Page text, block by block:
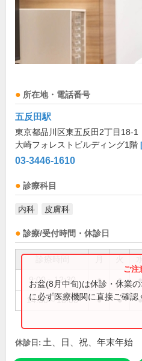
所在地・電話番号
五反田駅
東京都品川区東五反田2丁目18-1
大崎フォレストビルディング1階
03-3446-1610
診療科目
内科 皮膚科
診療/受付時間・休診日
9:00～12:30 ● ● ●
14:30～18:00 ● ● ●
お盆(8月中旬)は休診・休業
に必ず医療機関に直接ご確認
休診日: 土、日、祝、年末年始